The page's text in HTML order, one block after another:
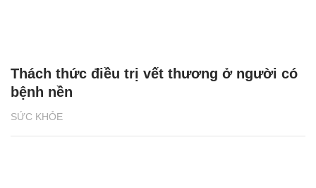
SỨC KHỎE
Thách thức điều trị vết thương ở người có
bệnh nền